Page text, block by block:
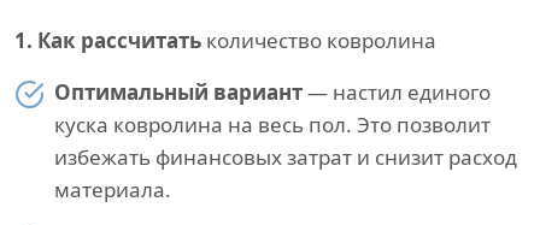
1. Как рассчитать количество ковролина
Оптимальный вариант— настил единого
куска ковролина на весь пол. Это позволит
избежать финансовых затрат и снизит расход
материала.